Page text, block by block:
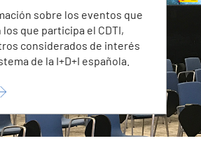
sobre los eventos que
los que participa el CDTI,
considerados de interés
de la I+D+I española.